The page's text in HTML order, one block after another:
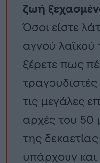
ζωή
Όσοι είστε
αγνού λαϊκού
ξέρετε πως
τις μεγάλες
αρχές του 50
της
υπάρχουν